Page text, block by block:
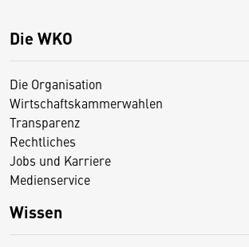
Die WKO
Die Organisation
Wirtschaftskammerwahlen
Transparenz
Rechtliches
Jobs und Karriere
Medienservice
Wissen